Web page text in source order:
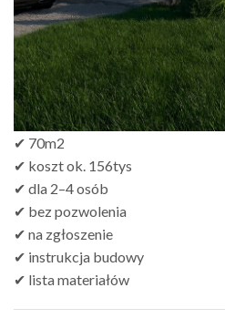
✔ 70m2
✔ koszt ok. 156tys
✔ dla 2–4 osób
✔ bez pozwolenia
✔ na zgłoszenie
✔ instrukcja budowy
✔ lista materiałów